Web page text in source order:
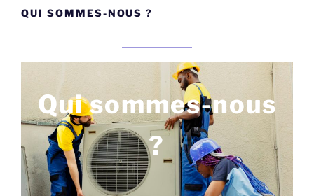
QUI SOMMES-NOUS ?
Qui sommes-nous
?